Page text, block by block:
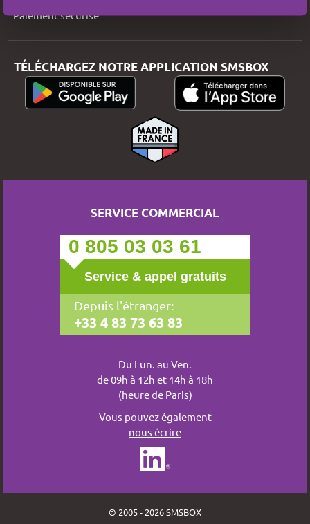
Paiement sécurisé
TÉLÉCHARGEZ NOTRE APPLICATION SMSBOX
SERVICE COMMERCIAL
0 805 03 03 61
Service & appel gratuits
Depuis l'étranger:
+33 4 83 73 63 83
Du Lun. au Ven.
de 09h à 12h et 14h à 18h
(heure de Paris)
Vous pouvez également
nous écrire
© 2005 - 2026 SMSBOX